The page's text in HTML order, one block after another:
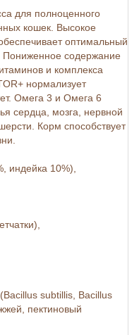
для полноценного
кошек. Высокое
оптимальный
содержание
и комплекса
нормализует
Омега 3 и Омега 6
сердца, мозга, нервной
Корм способствует
индейка 10%),
subtillis, Bacillus
пектиновый